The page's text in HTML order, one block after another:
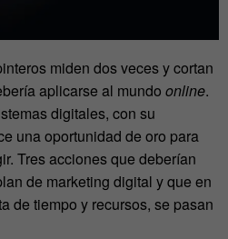
miden dos veces y cortan
aplicarse al mundo online.
digitales, con su
una oportunidad de oro para
Tres acciones que deberían
de marketing digital y que en
de tiempo y recursos, se pasan